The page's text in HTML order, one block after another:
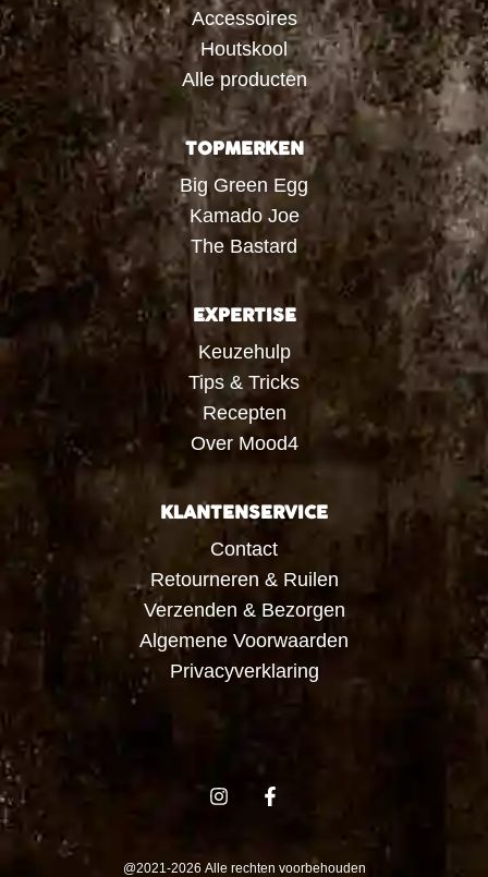
Accessoires
Houtskool
Alle producten
TOPMERKEN
Big Green Egg
Kamado Joe
The Bastard
EXPERTISE
Keuzehulp
Tips & Tricks
Recepten
Over Mood4
KLANTENSERVICE
Contact
Retourneren & Ruilen
Verzenden & Bezorgen
Algemene Voorwaarden
Privacyverklaring
@2021-2026 Alle rechten voorbehouden